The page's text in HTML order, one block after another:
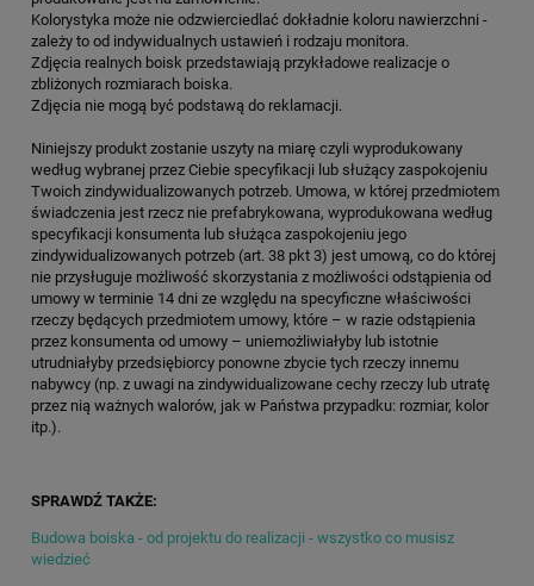
Kolorystyka może nie odzwierciedlać dokładnie koloru nawierzchni -
zależy to od indywidualnych ustawień i rodzaju monitora.
Zdjęcia realnych boisk przedstawiają przykładowe realizacje o
zbliżonych rozmiarach boiska.
Zdjęcia nie mogą być podstawą do reklamacji.
Niniejszy produkt zostanie uszyty na miarę czyli wyprodukowany
według wybranej przez Ciebie specyfikacji lub służący zaspokojeniu
Twoich zindywidualizowanych potrzeb. Umowa, w której przedmiotem
świadczenia jest rzecz nie prefabrykowana, wyprodukowana według
specyfikacji konsumenta lub służąca zaspokojeniu jego
zindywidualizowanych potrzeb (art. 38 pkt 3) jest umową, co do której
nie przysługuje możliwość skorzystania z możliwości odstąpienia od
umowy w terminie 14 dni ze względu na specyficzne właściwości
rzeczy będących przedmiotem umowy, które – w razie odstąpienia
przez konsumenta od umowy – uniemożliwiałyby lub istotnie
utrudniałyby przedsiębiorcy ponowne zbycie tych rzeczy innemu
nabywcy (np. z uwagi na zindywidualizowane cechy rzeczy lub utratę
przez nią ważnych walorów, jak w Państwa przypadku: rozmiar, kolor
itp.).
SPRAWDŹ TAKŻE:
Budowa boiska - od projektu do realizacji - wszystko co musisz
wiedzieć